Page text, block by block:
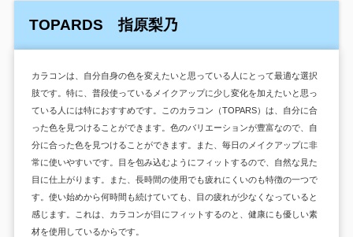
TOPARDS 指原梨乃
カラコンは、自分自身の色を変えたいと思っている人にとって最適な選択
肢です。特に、普段使っているメイクアップに少し変化を加えたいと思っ
ている人には特におすすめです。このカラコン（TOPARS）は、自分に合
った色を見つけることができます。色のバリエーションが豊富なので、自
分に合った色を見つけることができます。また、毎日のメイクアップに非
常に使いやすいです。目を包み込むようにフィットするので、自然な見た
目に仕上がります。また、長時間の使用でも疲れにくいのも特徴の一つで
す。使い始めから何時間も続けていても、目の疲れが少なくなっていると
感じます。これは、カラコンが目にフィットするのと、健康にも優しい素
材を使用しているからです。